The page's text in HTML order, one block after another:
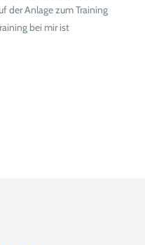
der Anlage zum Training
bei mir ist